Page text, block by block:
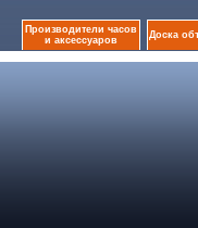
Производители часов
и аксессуаров
Доска